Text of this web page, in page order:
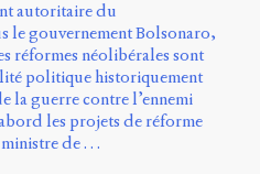
autoritaire du
le gouvernement Bolsonaro,
réformes néolibérales sont
politique historiquement
la guerre contre l’ennemi
les projets de réforme
ministre de …